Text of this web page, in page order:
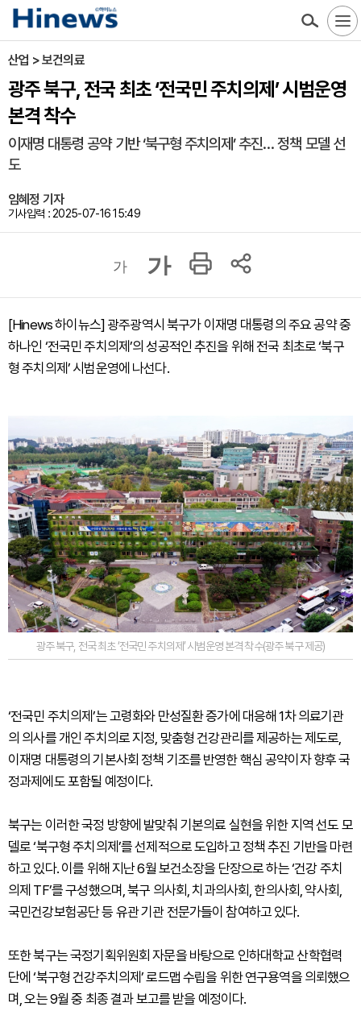
산업 > 보건의료
광주 북구, 전국 최초 ‘전국민 주치의제’ 시범운영
본격 착수
이재명 대통령 공약 기반 ‘북구형 주치의제’ 추진… 정책 모델 선
도
임혜정 기자
기사입력 : 2025-07-16 15:49
가 가
[Hinews 하이뉴스] 광주광역시 북구가 이재명 대통령의 주요 공약 중
하나인 ‘전국민 주치의제’의 성공적인 추진을 위해 전국 최초로 ‘북구
형 주치의제’ 시범운영에 나선다.
광주 북구, 전국 최초 ‘전국민 주치의제’ 시범운영 본격 착수(광주 북구 제공)
‘전국민 주치의제’는 고령화와 만성질환 증가에 대응해 1차 의료기관
의 의사를 개인 주치의로 지정, 맞춤형 건강관리를 제공하는 제도로,
이재명 대통령의 기본사회 정책 기조를 반영한 핵심 공약이자 향후 국
정과제에도 포함될 예정이다.
북구는 이러한 국정 방향에 발맞춰 기본의료 실현을 위한 지역 선도 모
델로 ‘북구형 주치의제’를 선제적으로 도입하고 정책 추진 기반을 마련
하고 있다. 이를 위해 지난 6월 보건소장을 단장으로 하는 ‘건강 주치
의제 TF’를 구성했으며, 북구 의사회, 치과의사회, 한의사회, 약사회,
국민건강보험공단 등 유관 기관 전문가들이 참여하고 있다.
또한 북구는 국정기획위원회 자문을 바탕으로 인하대학교 산학협력
단에 ‘북구형 건강주치의제’ 로드맵 수립을 위한 연구용역을 의뢰했으
며, 오는 9월 중 최종 결과 보고를 받을 예정이다.